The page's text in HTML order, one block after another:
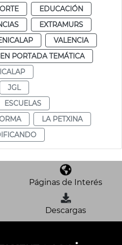
EDUCACIÓN
EXTRAMURS
VALENCIA
EN PORTADA TEMÁTICA
JGL
ESCUELAS
LA PETXINA
Páginas de Interés
Descargas